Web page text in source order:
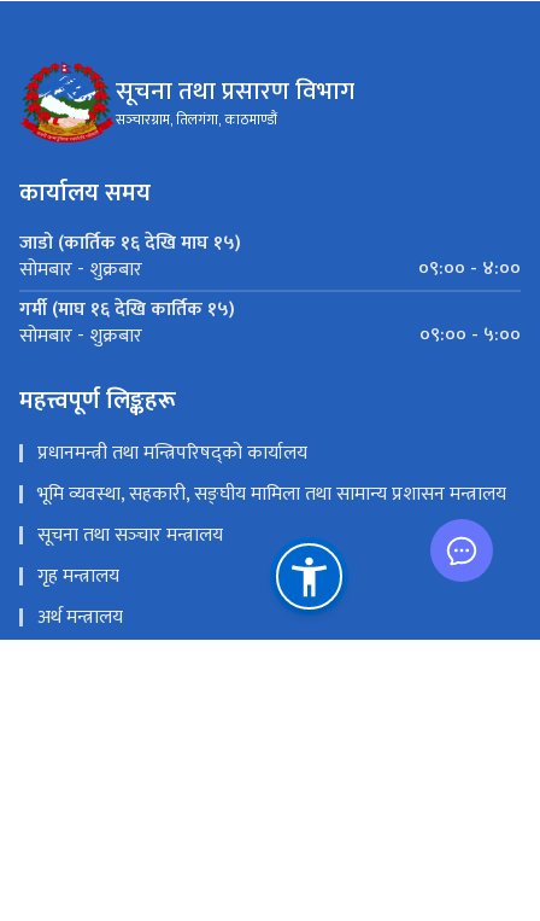
सूचना तथा प्रसारण विभाग
सञ्‍चारग्राम, तिलगंगा, काठमाण्डौं
कार्यालय समय
जाडो (कार्तिक १६ देखि माघ १५)
सोमबार - शुक्रबार
०९:०० - ४:००
गर्मी (माघ १६ देखि कार्तिक १५)
सोमबार - शुक्रबार ०९:०० - ५:००
महत्त्वपूर्ण लिङ्कहरू
प्रधानमन्त्री तथा मन्त्रिपरिषद्को कार्यालय
भूमि व्यवस्था, सहकारी, सङ्‍घीय मामिला तथा सामान्य प्रशासन मन्त्रालय
सूचना तथा सञ्‍चार मन्त्रालय
गृह मन्त्रालय
अर्थ मन्त्रालय